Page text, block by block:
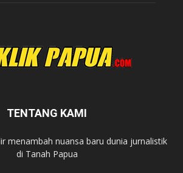
TENTANG KAMI
menambah nuansa baru dunia jurnalistik
di Tanah Papua